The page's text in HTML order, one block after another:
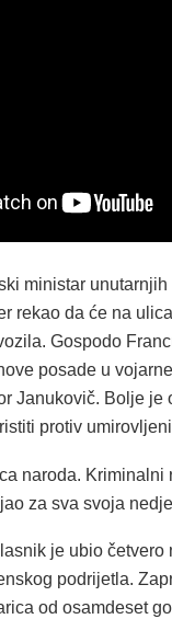
ministar
rekao da će na
Gospodo
posade u
Janukovič. Bolje je
protiv
naroda. Kriminalni
za sva svoja
je ubio četvero
podrijetla.
od osamdeset